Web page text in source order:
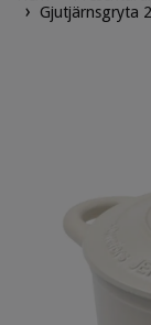
Gjutjärnsgryta